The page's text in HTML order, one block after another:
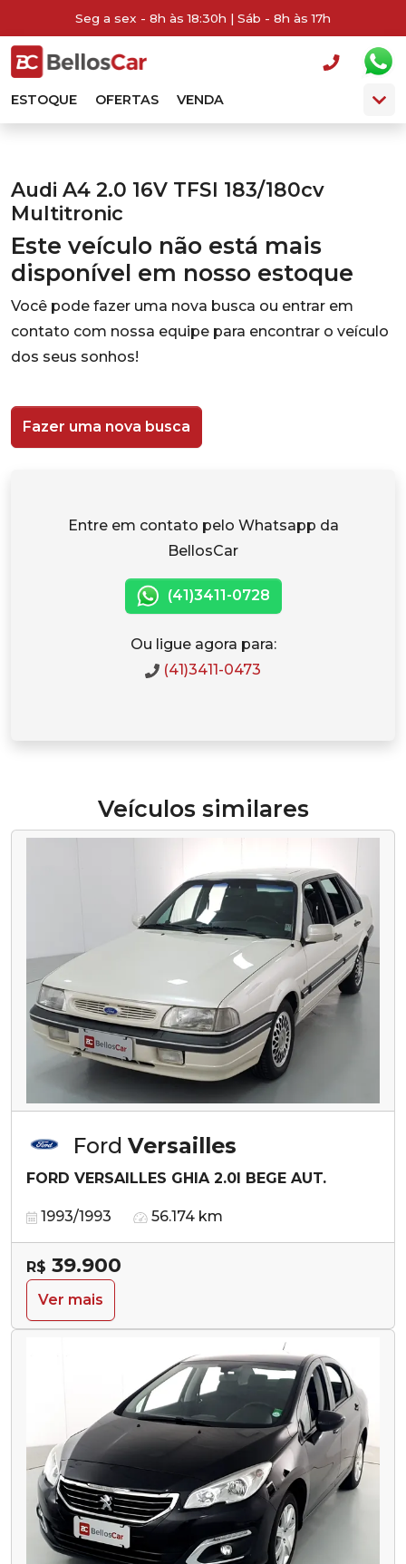
Seg a sex - 8h às 18:30h | Sáb - 8h às 17h
ESTOQUE OFERTAS VENDA
Audi A4 2.0 16V TFSI 183/180cv
Multitronic
Este veículo não está mais
disponível em nosso estoque
Você pode fazer uma nova busca ou entrar em
contato com nossa equipe para encontrar o veículo
dos seus sonhos!
Fazer uma nova busca
Entre em contato pelo Whatsapp da
BellosCar
(41)3411-0728
Ou ligue agora para:
(41)3411-0473
Veículos similares
Ford Versailles
FORD VERSAILLES GHIA 2.0I BEGE AUT.
1993/1993 56.174 km
R$ 39.900
Ver mais